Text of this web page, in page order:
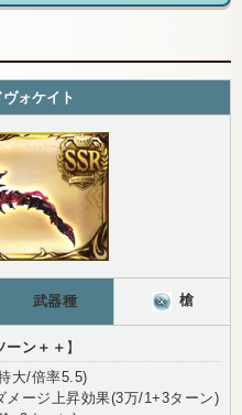
ォケイト
武器種 槍
ーン＋＋ 】
大/倍率5.5)
メージ上昇効果(3万/1+3ターン)